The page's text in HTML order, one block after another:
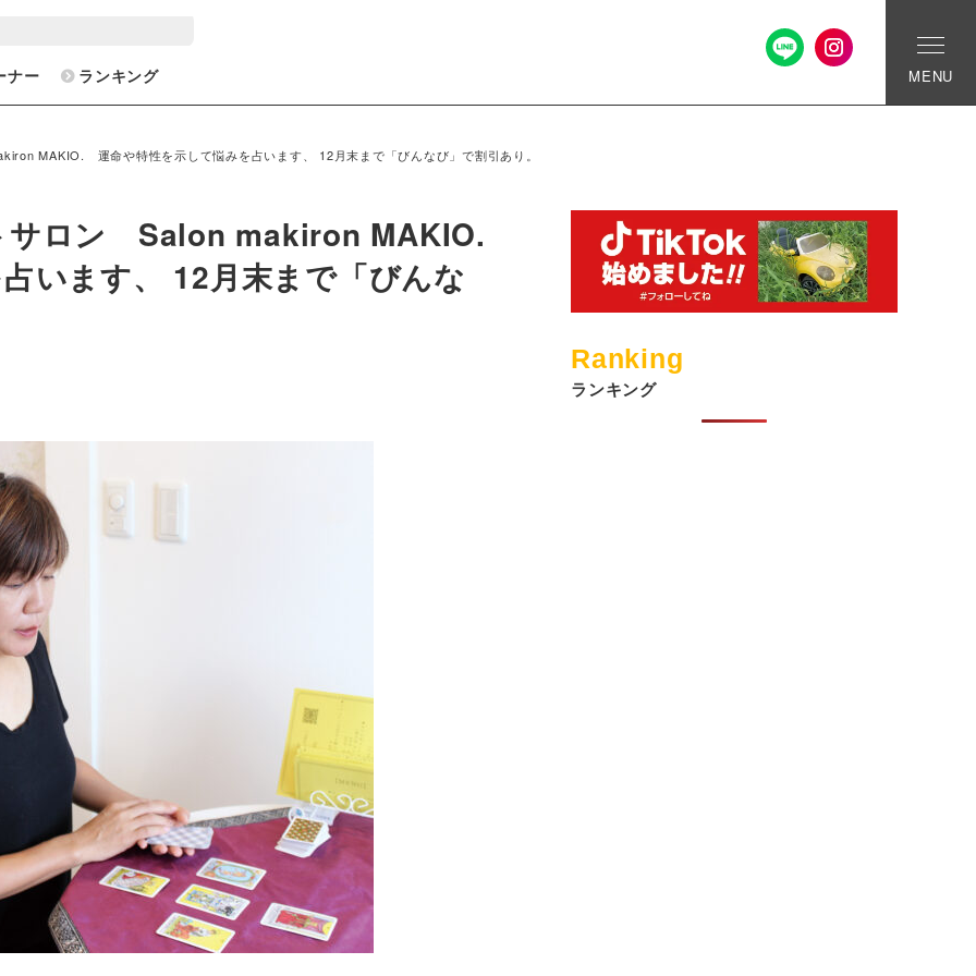
ナー ランキング MENU
MAKIO. 運命や特性を示して悩みを占います、 12月末まで「びんなび」で割引あり。
サロン Salon makiron MAKIO.
います、 12月末まで「びんな
Ranking
ランキング